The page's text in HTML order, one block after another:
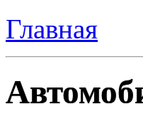
Главная